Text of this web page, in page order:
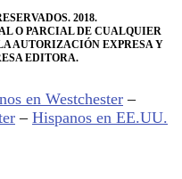
2018.
O PARCIAL DE CUALQUIER
AUTORIZACIÓN EXPRESA Y
EDITORA.
en Westchester –
– Hispanos en EE.UU.